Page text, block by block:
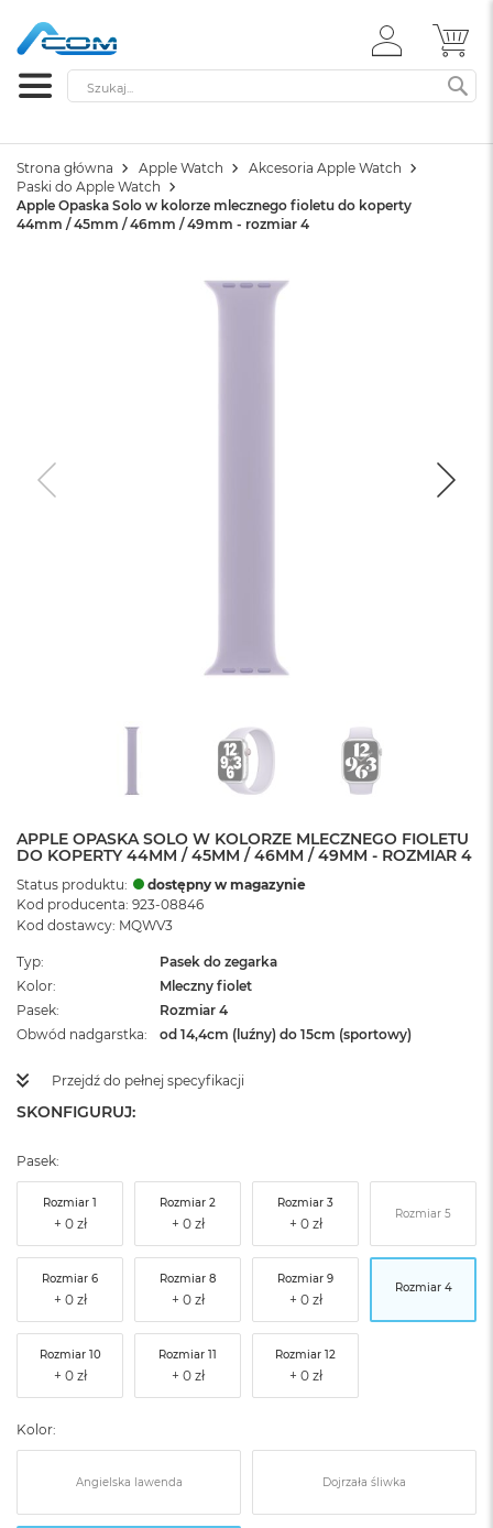
ZALOGUJ
SIĘ
Szukaj
Strona główna Apple Watch
Akcesoria Apple Watch
Paski do Apple Watch
Apple Opaska Solo w kolorze mlecznego fioletu do koperty
44mm / 45mm / 46mm / 49mm - rozmiar 4
APPLE OPASKA SOLO W KOLORZE MLECZNEGO FIOLETU
DO KOPERTY 44MM / 45MM / 46MM / 49MM - ROZMIAR 4
Status produktu:
dostępny w magazynie
Kod producenta: 923-08846
Kod dostawcy: MQWV3
Typ
Pasek do zegarka
Kolor
Mleczny fiolet
Pasek
Rozmiar 4
Obwód nadgarstka
od 14,4cm (luźny) do 15cm (sportowy)
Przejdź do pełnej specyfikacji
SKONFIGURUJ:
Pasek:
Rozmiar 1 Rozmiar 2 Rozmiar 3
Rozmiar 5
Rozmiar 6 Rozmiar 8 Rozmiar 9
Rozmiar 4
Rozmiar 10 Rozmiar 11 Rozmiar 12
Kolor:
Angielska lawenda Dojrzała śliwka